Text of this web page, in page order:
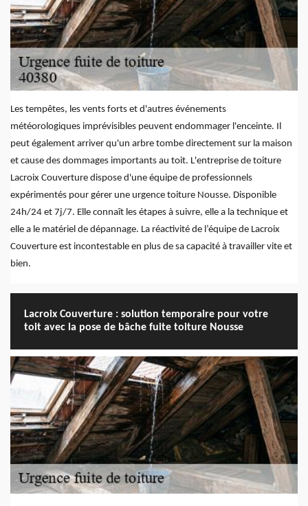
Les tempêtes, les vents forts et d'autres événements
météorologiques imprévisibles peuvent endommager l'enceinte. Il
peut également arriver qu'un arbre tombe directement sur la maison
et cause des dommages importants au toit. L'entreprise de toiture
Lacroix Couverture dispose d'une équipe de professionnels
expérimentés pour gérer une urgence toiture Nousse. Disponible
24h/24 et 7j/7. Elle connaît les étapes à suivre, elle a la technique et
elle a le matériel de dépannage. La réactivité de l’équipe de Lacroix
Couverture est incontestable en plus de sa capacité à travailler vite et
bien.
Lacroix Couverture : solution temporaire pour votre
toit avec la pose de bâche fuite toiture Nousse